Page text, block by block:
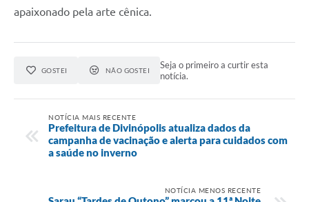
apaixonado pela arte cênica.
GOSTEI NÃO GOSTEI
Seja o primeiro a curtir esta
notícia.
NOTÍCIA MAIS RECENTE
Prefeitura de Divinópolis atualiza dados da
campanha de vacinação e alerta para cuidados com
a saúde no inverno
NOTÍCIA MENOS RECENTE